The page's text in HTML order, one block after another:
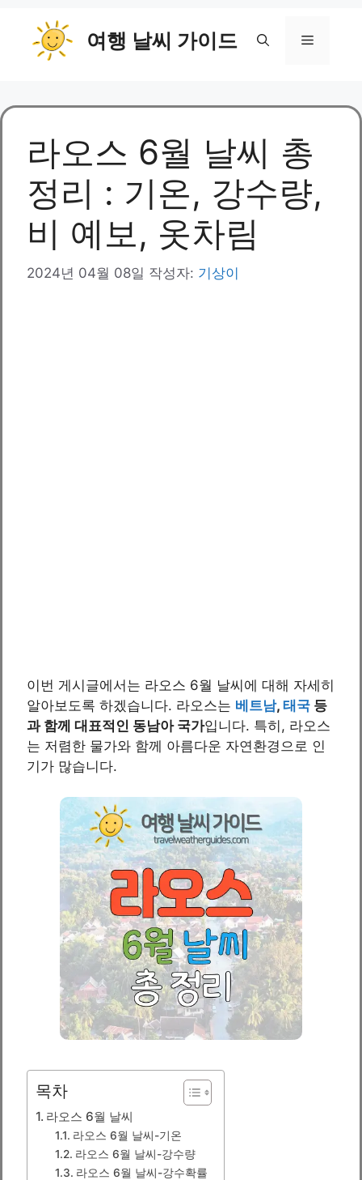
너
여행 날씨 가이드 메
라오스 6월 날씨 총
정리 : 기온, 강수량,
비 예보, 옷차림
2024년 04월 08일 작성자: 기상이
이번 게시글에서는 라오스 6월 날씨에 대해 자세히
알아보도록 하겠습니다. 라오스는 베트남, 태국 등
과 함께 대표적인 동남아 국가입니다. 특히, 라오스
는 저렴한 물가와 함께 아름다운 자연환경으로 인
기가 많습니다.
목차
라오스 6월 날씨
라오스 6월 날씨-기온
라오스 6월 날씨-강수량
라오스 6월 날씨-강수확률